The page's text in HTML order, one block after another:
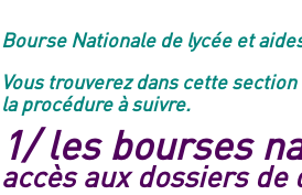
Bourse Nationale de lycée et
Vous trouverez dans cette
la procédure à suivre.
1/ les bourses
accès aux dossiers de